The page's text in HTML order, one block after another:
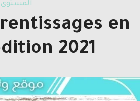
المستوى
en
2021